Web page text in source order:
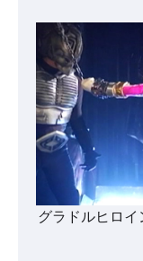
グラドルヒロ